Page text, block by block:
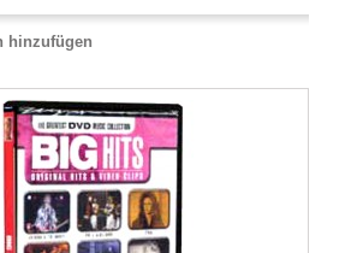
hinzufügen